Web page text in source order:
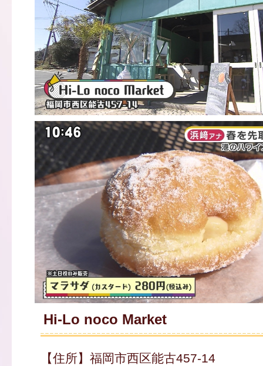
Hi-Lo noco Market
【住所】福岡市西区能古457-14